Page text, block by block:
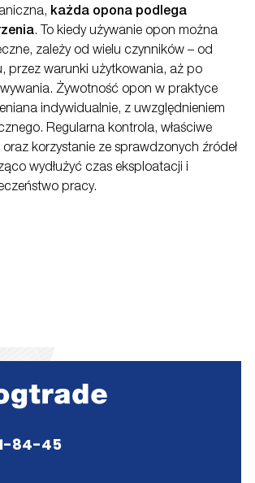
każda opona podlega
. To kiedy używanie opon można
zależy od wielu czynników – od
przez warunki użytkowania, aż po
Żywotność opon w praktyce
indywidualnie, z uwzględnieniem
Regularna kontrola, właściwe
korzystanie ze sprawdzonych źródeł
wydłużyć czas eksploatacji i
pracy.
84-45